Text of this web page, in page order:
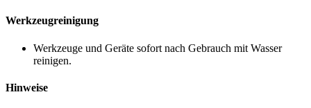
Werkzeugreinigung
Werkzeuge und Geräte sofort nach Gebrauch mit Wasser
reinigen.
Hinweise